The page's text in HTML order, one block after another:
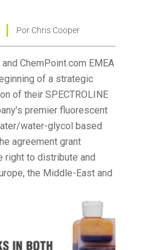
Por Chris Cooper
ChemPoint.com EMEA
of a strategic
of their SPECTROLINE
premier fluorescent
water-glycol based
agreement grant
right to distribute and
the Middle-East and